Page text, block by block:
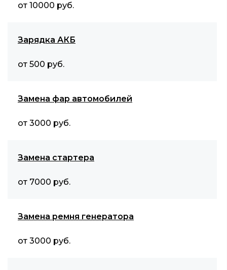
от 10000 руб.
Зарядка АКБ
от 500 руб.
Замена фар автомобилей
от 3000 руб.
Замена стартера
от 7000 руб.
Замена ремня генератора
от 3000 руб.